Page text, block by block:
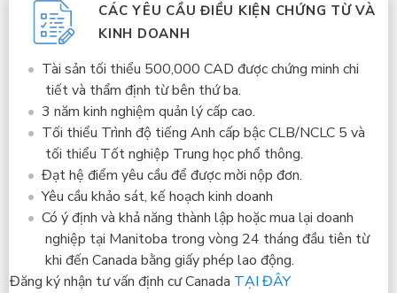
CÁC YÊU CẦU ĐIỀU KIỆN CHỨNG TỪ VÀ
KINH DOANH
Tài sản tối thiểu 500,000 CAD được chứng minh chi
tiết và thẩm định từ bên thứ ba.
3 năm kinh nghiệm quản lý cấp cao.
Tối thiểu Trình độ tiếng Anh cấp bậc CLB/NCLC 5 và
tối thiểu Tốt nghiệp Trung học phổ thông.
Đạt hệ điểm yêu cầu để được mời nộp đơn.
Yêu cầu khảo sát, kế hoạch kinh doanh
Có ý định và khả năng thành lập hoặc mua lại doanh
nghiệp tại Manitoba trong vòng 24 tháng đầu tiên từ
khi đến Canada bằng giấy phép lao động.
Đăng ký nhận tư vấn định cư Canada TẠI ĐÂY